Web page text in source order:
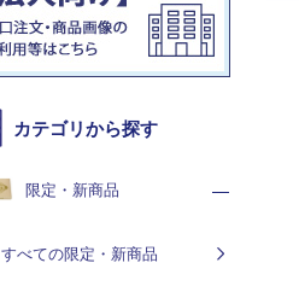
カテゴリから探す
限定・新商品
すべての限定・新商品